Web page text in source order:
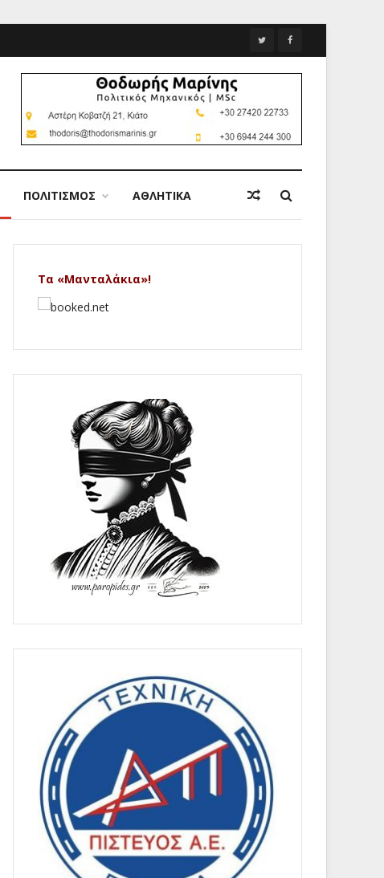
ΠΟΛΙΤΙΣΜΟΣ ΑΘΛΗΤΙΚΑ
Τα «Μανταλάκια»!